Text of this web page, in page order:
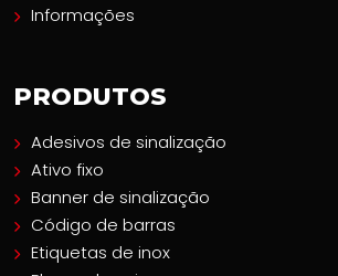
Informações
PRODUTOS
Adesivos de sinalização
Ativo fixo
Banner de sinalização
Código de barras
Etiquetas de inox